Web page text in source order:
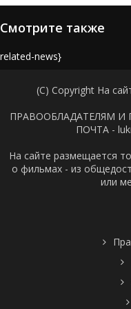
Смотрите также
news}
(C) Copyright На
ПРАВООБЛАДАТЕЛЯМ И
ПОЧТА -
На сайте размещается
о фильмах - из
или